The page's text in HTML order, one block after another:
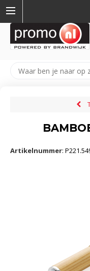
Artikelnummer: